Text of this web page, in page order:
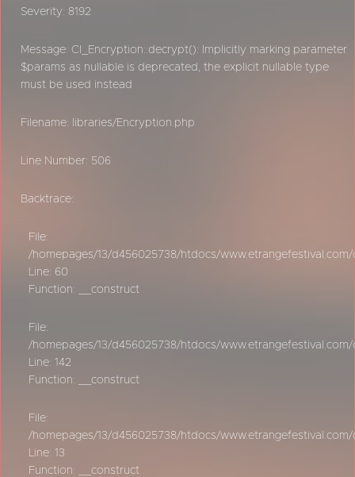
Severity: 8192
Message: CI_Encryption::decrypt(): Implicitly marking parameter
$params as nullable is deprecated, the explicit nullable type
must be used instead
Filename: libraries/Encryption.php
Line Number: 506
Backtrace:
File:
/homepages/13/d456025738/htdocs/
Line: 60
Function: __construct
File:
/homepages/13/d456025738/htdocs/
Line: 142
Function: __construct
File:
/homepages/13/d456025738/htdocs/
Line: 13
Function: __construct